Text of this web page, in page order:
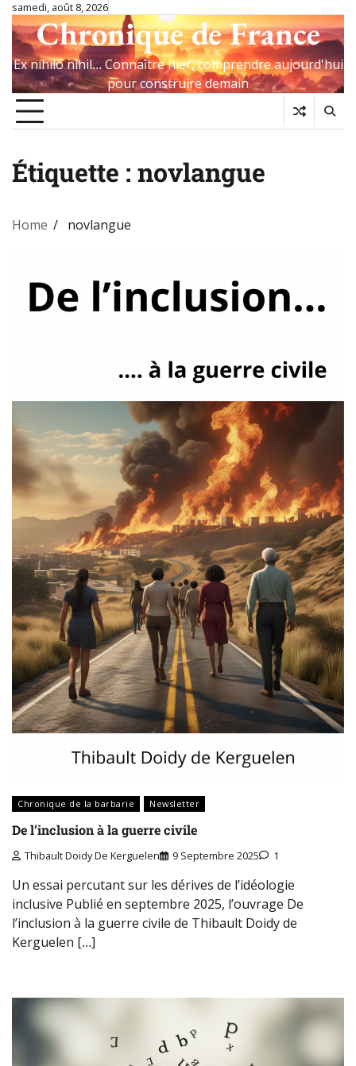
Skip
content
samedi, août 8, 2026
Chronique de France
Ex nihilo nihil… Connaître hier, comprendre aujourd'hui
pour construire demain
Étiquette : novlangue
Home novlangue
Chronique de la barbarie Newsletter
De l’inclusion à la guerre civile
Thibault Doidy De Kerguelen 9 Septembre 2025 1
Un essai percutant sur les dérives de l’idéologie
inclusive Publié en septembre 2025, l’ouvrage De
l’inclusion à la guerre civile de Thibault Doidy de
Kerguelen […]